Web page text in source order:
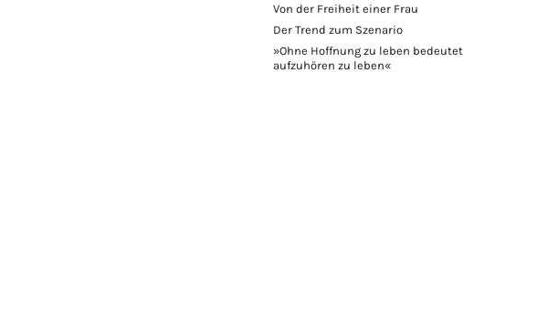
Von der Freiheit einer Frau
Der Trend zum Szenario
»Ohne Hoffnung zu leben bedeutet
aufzuhören zu leben«